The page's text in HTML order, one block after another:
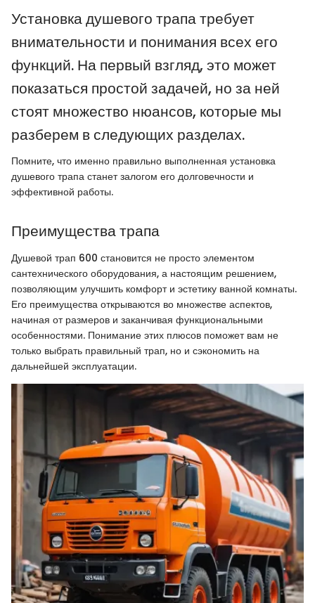
Установка душевого трапа требует
внимательности и понимания всех его
функций. На первый взгляд, это может
показаться простой задачей, но за ней
стоят множество нюансов, которые мы
разберем в следующих разделах.
Помните, что именно правильно выполненная установка
душевого трапа станет залогом его долговечности и
эффективной работы.
Преимущества трапа
Душевой трап 600 становится не просто элементом
сантехнического оборудования, а настоящим решением,
позволяющим улучшить комфорт и эстетику ванной комнаты.
Его преимущества открываются во множестве аспектов,
начиная от размеров и заканчивая функциональными
особенностями. Понимание этих плюсов поможет вам не
только выбрать правильный трап, но и сэкономить на
дальнейшей эксплуатации.